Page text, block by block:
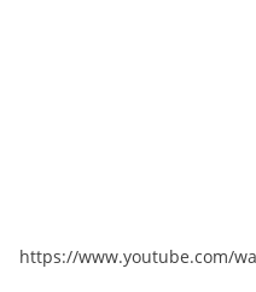
https://www.youtube.com/